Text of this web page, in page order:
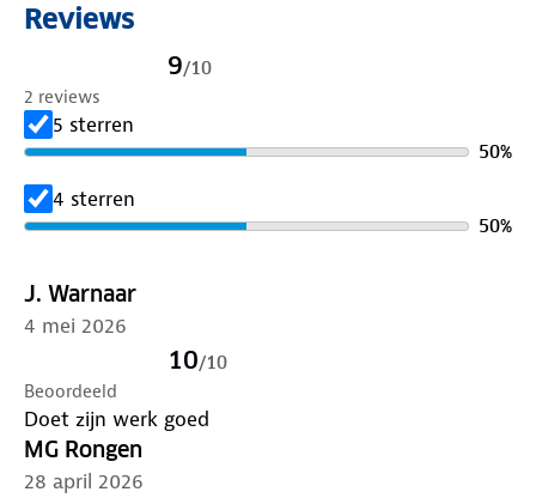
Deze velgenborstel is geschikt voor gebruik met
water en verschillende reinigingsmiddelen. Na
gebruik kan de borstel eenvoudig worden
uitgespoeld en opnieuw worden gebruikt. De
stevige afwerking zorgt voor een lange levensduur
Met een lengte van 32 cm biedt deze borstel de
ideale balans tussen bereik en handzaamheid.
bestelwagens. Een praktische keuze voor wie
waarde hecht aan schone, glanzende velgen en een
verzorgde uitstraling van het voertuig.
Reviews
9/10
2 reviews
5 sterren
50%
4 sterren
50%
J. Warnaar
4 mei 2026
10/10
Beoordeeld
Doet zijn werk goed
MG Rongen
28 april 2026